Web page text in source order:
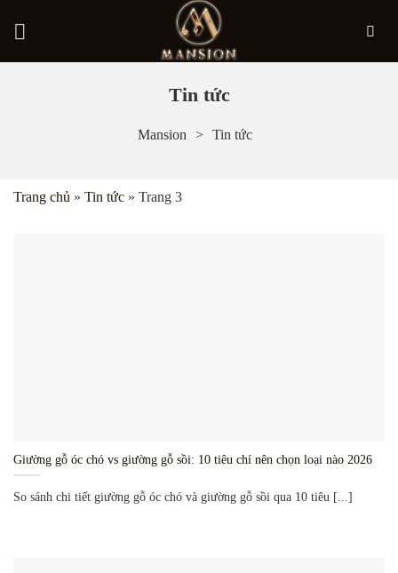
Tin tức
Mansion Tin tức
Trang chủ » Tin tức » Trang 3
Giường gỗ óc chó vs giường gỗ sồi: 10 tiêu chí nên chọn loại nào 2026
So sánh chi tiết giường gỗ óc chó và giường gỗ sồi qua 10 tiêu [...]